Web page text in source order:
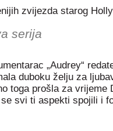
zvijezda starog
„Audrey“
duboku želju za
toga prošla za
svi ti aspekti spojili i